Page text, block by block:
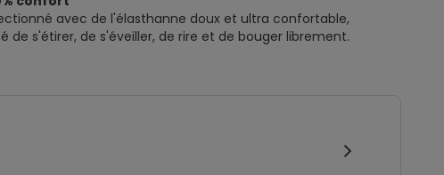
avec de l'élasthanne doux et ultra confortable,
de s'étirer, de s'éveiller, de rire et de bouger librement.